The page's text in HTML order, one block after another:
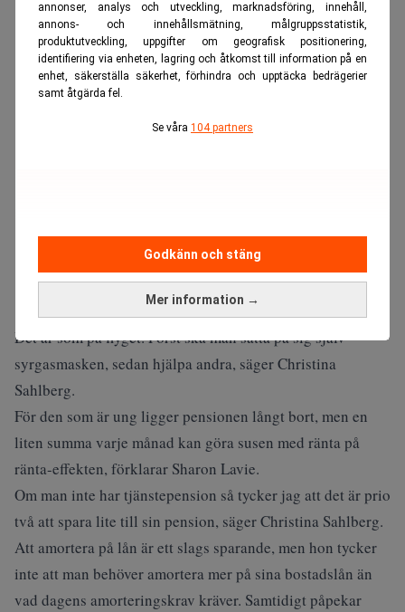
annonser, analys och utveckling, marknadsföring, innehåll,
annons- och innehållsmätning, målgruppsstatistik,
produktutveckling, uppgifter om geografisk positionering,
identifiering via enheten, lagring och åtkomst till information på en
enhet, säkerställa säkerhet, förhindra och upptäcka bedrägerier
samt åtgärda fel.
Se våra 104 partners
Mer information →
Godkänn och stäng
ANNONS
Det är som på flyget. Först ska man sätta på sig själv
syrgasmasken, sedan hjälpa andra, säger Christina
Sahlberg.
För den som är ung ligger pensionen långt bort, men en
liten summa varje månad kan göra susen med ränta på
ränta-effekten, förklarar Sharon Lavie.
Om man inte har tjänstepension så tycker jag att det är prio
två att spara lite till sin pension, säger Christina Sahlberg.
Att amortera på lån är ett slags sparande, men hon tycker
inte att man behöver amortera mer på sina bostadslån än
vad dagens amorteringskrav kräver. Samtidigt påpekar